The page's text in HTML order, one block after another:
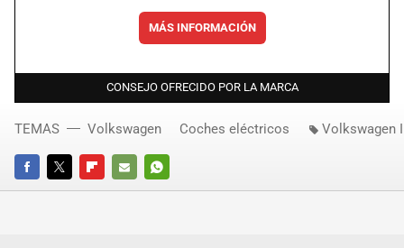
MÁS INFORMACIÓN
CONSEJO OFRECIDO POR LA MARCA
FACEBOOKTWITTERFLIPBOARD
E-
WHATSAPP
TEMAS Volkswagen Coches eléctricos Volkswagen